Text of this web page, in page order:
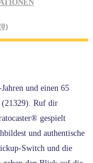
und einen 65
(21329). Ruf dir
gespielt
und authentische
Switch und die